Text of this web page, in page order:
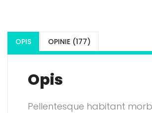
OPIS OPINIE (177)
Opis
Pellentesque habitant